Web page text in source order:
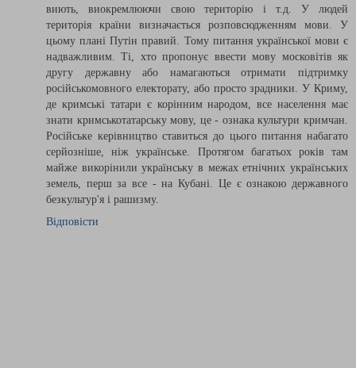
виють, виокремлюючи свою територію і т.д. У людей
територія країни визначається розповсюдженням мови. У
цьому плані Путін правий. Тому питання української мови є
надважливим. Ті, хто пропонує ввести мову московітів як
другу державну або намагаються отримати підтримку
російськомовного електорату, або просто зрадники. У Криму,
де кримські татари є корінним народом, все населення має
знати кримськотатарську мову, це - ознака культури кримчан.
Російське керівництво ставиться до цього питання набагато
серйозніше, ніж українське. Протягом багатьох років там
майже викорінили українську в межах етнічних українських
земель, перш за все - на Кубані. Це є ознакою державного
безкультур'я і рашизму.
Відповісти